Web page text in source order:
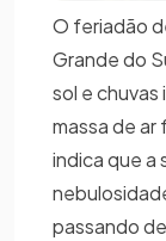
O feriadão
Grande do
sol e chuvas
massa de ar
indica que a
passando